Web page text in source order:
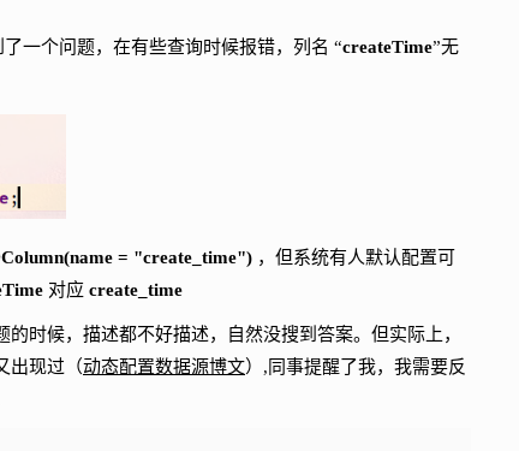
一个问题，在有些查询时候报错，列名 “createTime”无
= "create_time") ，但系统有人默认配置可
对应 create_time
时候，描述都不好描述，自然没搜到答案。但实际上，
出现过（动态配置数据源博文）,同事提醒了我，我需要反